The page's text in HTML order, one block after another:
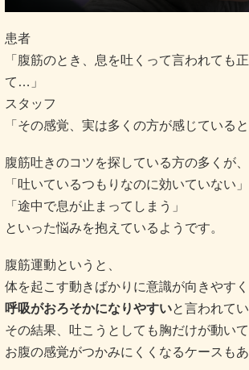
患者
「腹筋のとき、息を吐くって言われても
て…」
スタッフ
「その感覚、実は多くの方が感じている
腹筋吐きのコツを探している方の多くが、
「吐いているつもりなのに効いていない」
「途中で息が止まってしまう」
といった悩みを抱えているようです。
腹筋運動というと、
体を起こす動きばかりに意識が向きやすく
呼吸がおろそかになりやすいと言われてい
その結果、吐こうとしても胸だけが動いて
お腹の感覚がつかみにくくなるケースもあ